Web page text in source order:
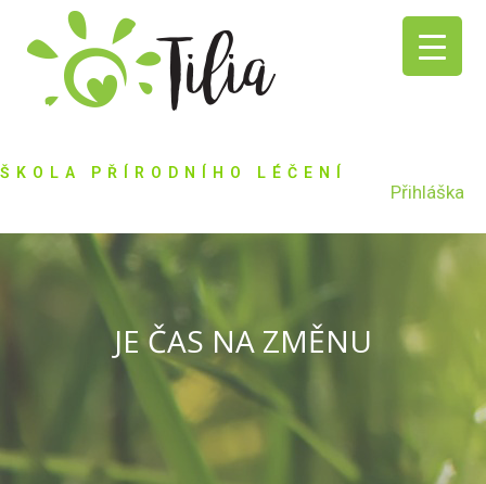
ŠKOLA PŘÍRODNÍHO LÉČENÍ
Přihláška
JE ČAS NA ZMĚNU